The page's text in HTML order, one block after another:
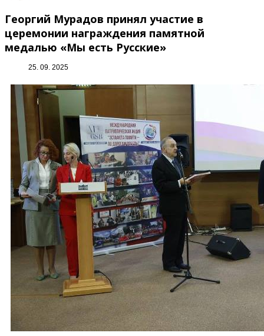
Георгий Мурадов принял участие в
церемонии награждения памятной
медалью «Мы есть Русские»
25. 09. 2025